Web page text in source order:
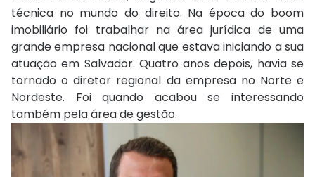
técnica no mundo do direito. Na época do boom
imobiliário foi trabalhar na área jurídica de uma
grande empresa nacional que estava iniciando a sua
atuação em Salvador. Quatro anos depois, havia se
tornado o diretor regional da empresa no Norte e
Nordeste. Foi quando acabou se interessando
também pela área de gestão.